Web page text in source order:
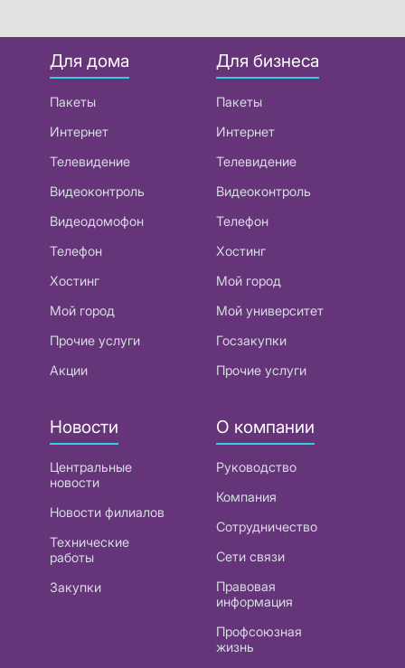
Для дома
Пакеты
Интернет
Телевидение
Видеоконтроль
Видеодомофон
Телефон
Хостинг
Мой город
Прочие услуги
Акции
Для бизнеса
Пакеты
Интернет
Телевидение
Видеоконтроль
Телефон
Хостинг
Мой город
Мой университет
Госзакупки
Прочие услуги
Новости
Центральные
новости
Новости филиалов
Технические
работы
Закупки
О компании
Руководство
Компания
Сотрудничество
Сети связи
Правовая
информация
Профсоюзная
жизнь